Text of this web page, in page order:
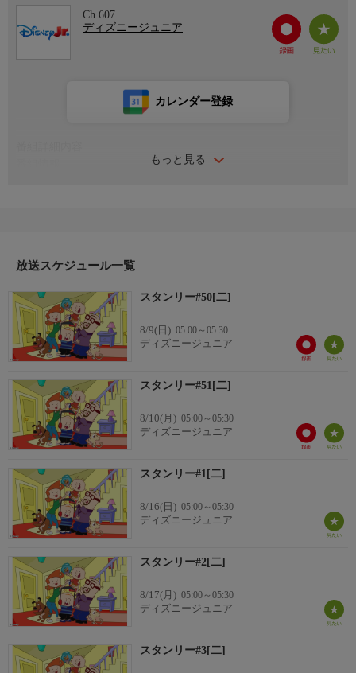
Ch.607
ディズニージュニア
もっと見る
カレンダー登録
「デニス」と会話をしているところをみて、変人扱いする。製
放送スケジュール一覧
スタンリー#50[二]
8/9(日) 05:00～05:30
ディズニージュニア
スタンリー#51[二]
8/10(月) 05:00～05:30
ディズニージュニア
スタンリー#1[二]
8/16(日) 05:00～05:30
ディズニージュニア
スタンリー#2[二]
8/17(月) 05:00～05:30
ディズニージュニア
スタンリー#3[二]